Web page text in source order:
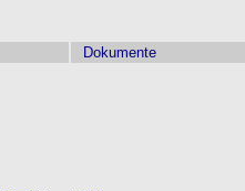
Dokumente